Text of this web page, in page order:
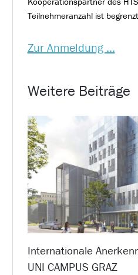
Teilnehmeranzahl ist
Zur Anmeldung …
Weitere Beiträge
Internationale
UNI CAMPUS GRAZ